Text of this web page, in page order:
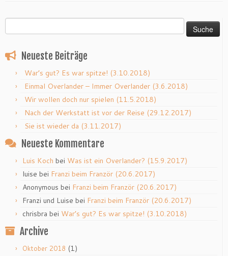
nach:
Neueste Beiträge
War’s gut? Es war spitze! (3.10.2018)
Einmal Overlander – Immer Overlander (3.6.2018)
Wir wollen doch nur spielen (11.5.2018)
Nach der Werkstatt ist vor der Reise (29.12.2017)
Sie ist wieder da (3.11.2017)
Neueste Kommentare
Luis Koch bei Was ist ein Overlander? (15.9.2017)
luise bei Franzi beim Franzör (20.6.2017)
Anonymous bei Franzi beim Franzör (20.6.2017)
Franzi und Luise bei Franzi beim Franzör (20.6.2017)
chrisbra bei War’s gut? Es war spitze! (3.10.2018)
Archive
Oktober 2018 (1)